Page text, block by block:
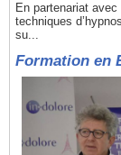
En partenariat
techniques
su...
Formation en